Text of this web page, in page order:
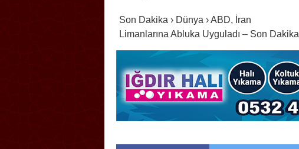
Son Dakika › Dünya › ABD, İran
Limanlarına Abluka Uyguladı – Son Dakika